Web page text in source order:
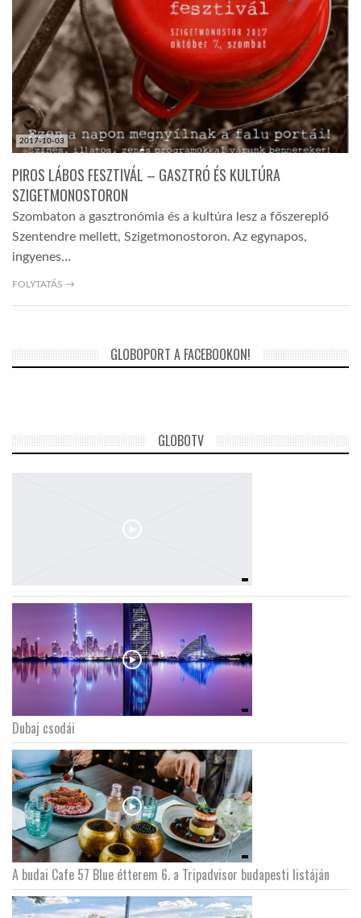
TROPICALMAGAZIN
GLOBOTV
AFRIKA TUDÁSTÁR
A NAP SZÉPE
LINKTR.EE
2017-10-03
PIROS LÁBOS FESZTIVÁL – GASZTRÓ ÉS KULTÚRA
SZIGETMONOSTORON
Szombaton a gasztronómia és a kultúra lesz a főszereplő
Szentendre mellett, Szigetmonostoron. Az egynapos,
ingyenes…
FOLYTATÁS →
GLOBOPORT A FACEBOOKON!
GLOBOTV
Dubaj csodái
A budai Cafe 57 Blue étterem 6. a Tripadvisor budapesti listáján